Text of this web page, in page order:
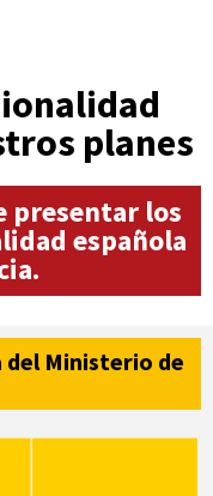
planes
presentar los
española
Ministerio de